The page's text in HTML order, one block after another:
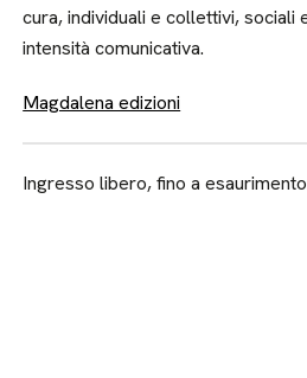
cura, individuali e collettivi, sociali
intensità comunicativa.
Magdalena edizioni
Ingresso libero, fino a